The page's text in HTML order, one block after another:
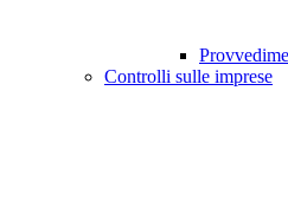
Controlli sulle imprese